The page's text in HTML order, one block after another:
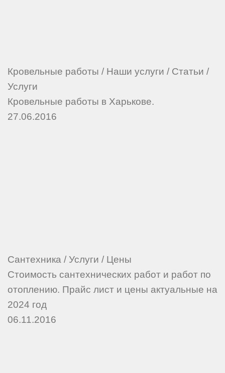
Кровельные работы / Наши услуги / Статьи /
Услуги
Кровельные работы в Харькове.
27.06.2016
Сантехника / Услуги / Цены
Стоимость сантехнических работ и работ по
отоплению. Прайс лист и цены актуальные на
2024 год
06.11.2016